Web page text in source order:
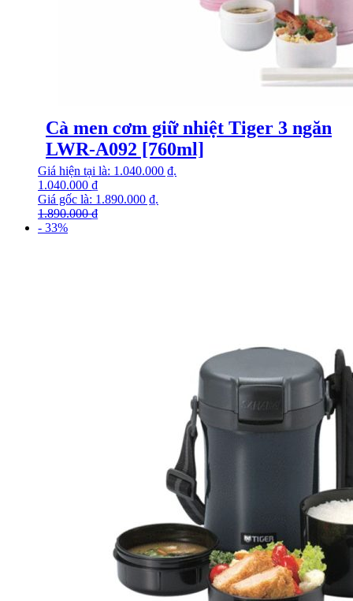
Cà men cơm giữ nhiệt Tiger 3 ngăn
LWR-A092 [760ml]
1.890.000₫
Giá gốc là: 1.890.000 ₫.
1.040.000 ₫
Giá hiện tại là: 1.040.000 ₫.
- 33%